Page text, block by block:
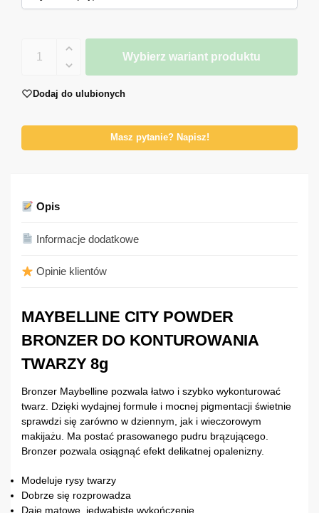
Wybierz wariant produktu
Dodaj do ulubionych
Masz pytanie? Napisz!
Opis
Informacje dodatkowe
Opinie klientów
MAYBELLINE CITY POWDER
BRONZER DO KONTUROWANIA
TWARZY 8g
Bronzer Maybelline pozwala łatwo i szybko wykonturować
twarz. Dzięki wydajnej formule i mocnej pigmentacji świetnie
sprawdzi się zarówno w dziennym, jak i wieczorowym
makijażu. Ma postać prasowanego pudru brązującego.
Bronzer pozwala osiągnąć efekt delikatnej opalenizny.
Modeluje rysy twarzy
Dobrze się rozprowadza
Daje matowe, jedwabiste wykończenie